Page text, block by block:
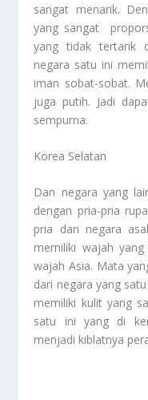
sangat menarik.
yang sangat
yang tidak tertarik
negara satu ini
iman sobat-sobat.
juga putih. Jadi
sempurna.
Korea Selatan
Dan negara yang
dengan pria-pria
pria dari negara
memiliki wajah
wajah Asia. Mata
dari negara yang
memiliki kulit yang
satu ini yang di
menjadi kiblatnya